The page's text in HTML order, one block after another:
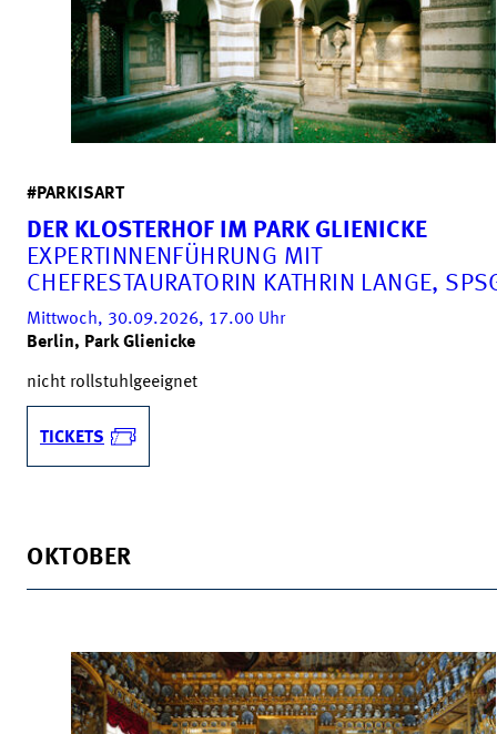
#PARKISART
DER KLOSTERHOF IM PARK GLIENICKE
EXPERTINNENFÜHRUNG MIT
CHEFRESTAURATORIN KATHRIN LANGE,
Mittwoch, 30.09.2026, 17.00 Uhr
Berlin, Park Glienicke
nicht rollstuhlgeeignet
TICKETS
OKTOBER